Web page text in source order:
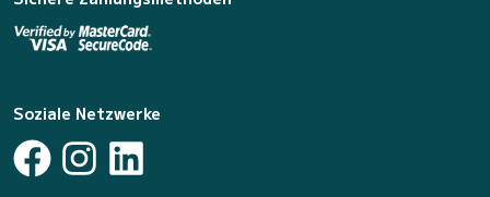
Soziale Netzwerke